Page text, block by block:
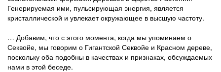
Генерируемая ими, пульсирующая энергия, является
кристаллической и увлекает окружающее в высшую частоту.
… Добавим, что с этого момента, когда мы упоминаем о
Секвойе, мы говорим о Гигантской Секвойе и Красном дереве,
поскольку оба подобны в качествах и признаках, обсуждаемых
нами в этой беседе.